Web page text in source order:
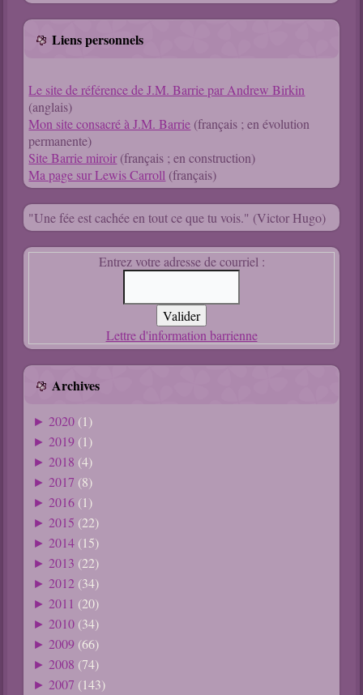
Liens personnels
Le site de référence de J.M. Barrie par Andrew Birkin
(anglais)
Mon site consacré à J.M. Barrie (français ; en évolution
permanente)
Site Barrie miroir (français ; en construction)
Ma page sur Lewis Carroll (français)
"Une fée est cachée en tout ce que tu vois." (Victor Hugo)
Entrez votre adresse de courriel :
Lettre d'information barrienne
Archives
►2020 (1)
►2019 (1)
►2018 (4)
►2017 (8)
►2016 (1)
►2015 (22)
►2014 (15)
►2013 (22)
►2012 (34)
►2011 (20)
►2010 (34)
►2009 (66)
►2008 (74)
►2007 (143)